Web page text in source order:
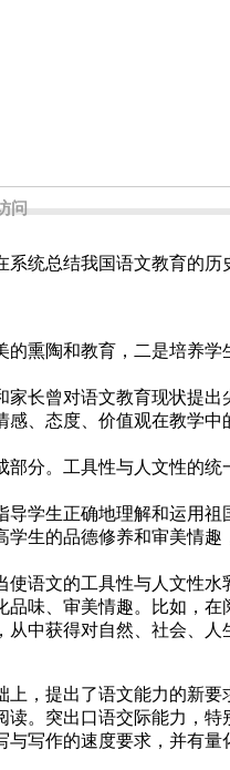
问
统总结我国语文教育的
陶和教育，二是培养学
曾对语文教育现状提出
、态度、价值观在教学
。工具性与人文性的统
生正确地理解和运用祖
生的品德修养和审美情
文的工具性与人文性水
味、审美情趣。比如，
中获得对自然、社会、人
提出了语文能力的新要
。突出口语交际能力，
写作的速度要求，并有